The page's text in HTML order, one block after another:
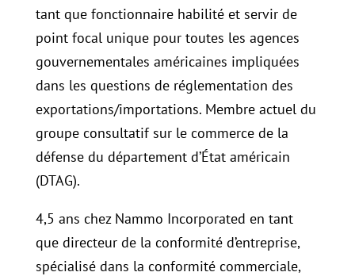
tant que fonctionnaire habilité et servir de
point focal unique pour toutes les agences
gouvernementales américaines impliquées
dans les questions de réglementation des
exportations/importations. Membre actuel du
groupe consultatif sur le commerce de la
défense du département d’État américain
(DTAG).
4,5 ans chez Nammo Incorporated en tant
que directeur de la conformité d’entreprise,
spécialisé dans la conformité commerciale,